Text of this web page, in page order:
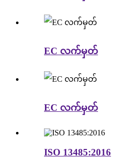
EC လက်မှတ်
EC လက်မှတ်
ISO 13485:2016